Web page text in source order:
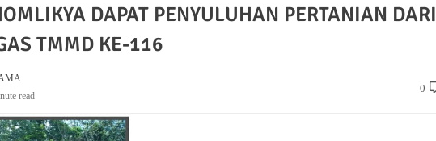
DAPAT PENYULUHAN PERTANIAN DARI
TMMD KE-116
read
0